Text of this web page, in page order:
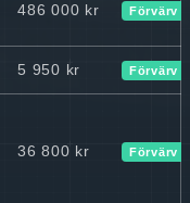
486 000 kr Förvärv
5 950 kr Förvärv
36 800 kr Förvärv